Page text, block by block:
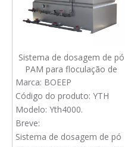
Sistema de dosagem de pó
PAM para floculação de
lodo
Marca: BOEEP
Código do produto: YTH
Modelo: Yth4000.
Breve:
Sistema de dosagem de pó